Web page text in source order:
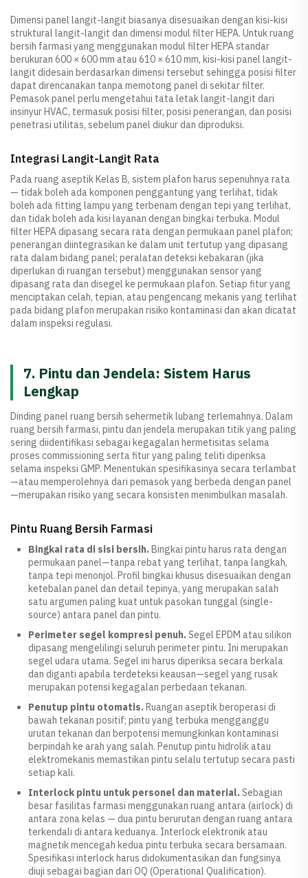
Dimensi panel langit-langit biasanya disesuaikan dengan kisi-kisi
struktural langit-langit dan dimensi modul filter HEPA. Untuk ruang
bersih farmasi yang menggunakan modul filter HEPA standar
berukuran 600 × 600 mm atau 610 × 610 mm, kisi-kisi panel langit-
langit didesain berdasarkan dimensi tersebut sehingga posisi filter
dapat direncanakan tanpa memotong panel di sekitar filter.
Pemasok panel perlu mengetahui tata letak langit-langit dari
insinyur HVAC, termasuk posisi filter, posisi penerangan, dan posisi
penetrasi utilitas, sebelum panel diukur dan diproduksi.
Integrasi Langit-Langit Rata
Pada ruang aseptik Kelas B, sistem plafon harus sepenuhnya rata
— tidak boleh ada komponen penggantung yang terlihat, tidak
boleh ada fitting lampu yang terbenam dengan tepi yang terlihat,
dan tidak boleh ada kisi layanan dengan bingkai terbuka. Modul
filter HEPA dipasang secara rata dengan permukaan panel plafon;
penerangan diintegrasikan ke dalam unit tertutup yang dipasang
rata dalam bidang panel; peralatan deteksi kebakaran (jika
diperlukan di ruangan tersebut) menggunakan sensor yang
dipasang rata dan disegel ke permukaan plafon. Setiap fitur yang
menciptakan celah, tepian, atau pengencang mekanis yang terlihat
pada bidang plafon merupakan risiko kontaminasi dan akan dicatat
dalam inspeksi regulasi.
7. Pintu dan Jendela: Sistem Harus
Lengkap
Dinding panel ruang bersih sehermetik lubang terlemahnya. Dalam
ruang bersih farmasi, pintu dan jendela merupakan titik yang paling
sering diidentifikasi sebagai kegagalan hermetisitas selama
proses commissioning serta fitur yang paling teliti diperiksa
selama inspeksi GMP. Menentukan spesifikasinya secara terlambat
—atau memperolehnya dari pemasok yang berbeda dengan panel
—merupakan risiko yang secara konsisten menimbulkan masalah.
Pintu Ruang Bersih Farmasi
Bingkai rata di sisi bersih. Bingkai pintu harus rata dengan
permukaan panel—tanpa rebat yang terlihat, tanpa langkah,
tanpa tepi menonjol. Profil bingkai khusus disesuaikan dengan
ketebalan panel dan detail tepinya, yang merupakan salah
satu argumen paling kuat untuk pasokan tunggal (single-
source) antara panel dan pintu.
Perimeter segel kompresi penuh. Segel EPDM atau silikon
dipasang mengelilingi seluruh perimeter pintu. Ini merupakan
segel udara utama. Segel ini harus diperiksa secara berkala
dan diganti apabila terdeteksi keausan—segel yang rusak
merupakan potensi kegagalan perbedaan tekanan.
Penutup pintu otomatis. Ruangan aseptik beroperasi di
bawah tekanan positif; pintu yang terbuka mengganggu
urutan tekanan dan berpotensi memungkinkan kontaminasi
berpindah ke arah yang salah. Penutup pintu hidrolik atau
elektromekanis memastikan pintu selalu tertutup secara pasti
setiap kali.
Interlock pintu untuk personel dan material. Sebagian
besar fasilitas farmasi menggunakan ruang antara (airlock) di
antara zona kelas — dua pintu berurutan dengan ruang antara
terkendali di antara keduanya. Interlock elektronik atau
magnetik mencegah kedua pintu terbuka secara bersamaan.
Spesifikasi interlock harus didokumentasikan dan fungsinya
diuji sebagai bagian dari OQ (Operational Qualification).